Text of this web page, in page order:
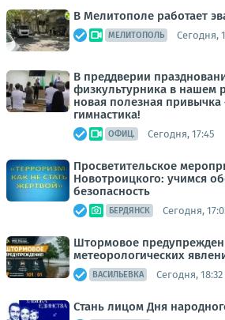
В Мелитополе работает
МЕЛИТОПОЛЬ Сегодня,
В преддверии
физкультурника в нашем
новая полезная привычка
гимнастика!
ОФИЦ. Сегодня, 17:45
Просветительское
Новотроицкого: учимся
безопасность
БЕРДЯНСК Сегодня,
Штормовое
метеорологических
ВАСИЛЬЕВКА Сегодня, 18:32
Стань лицом Дня